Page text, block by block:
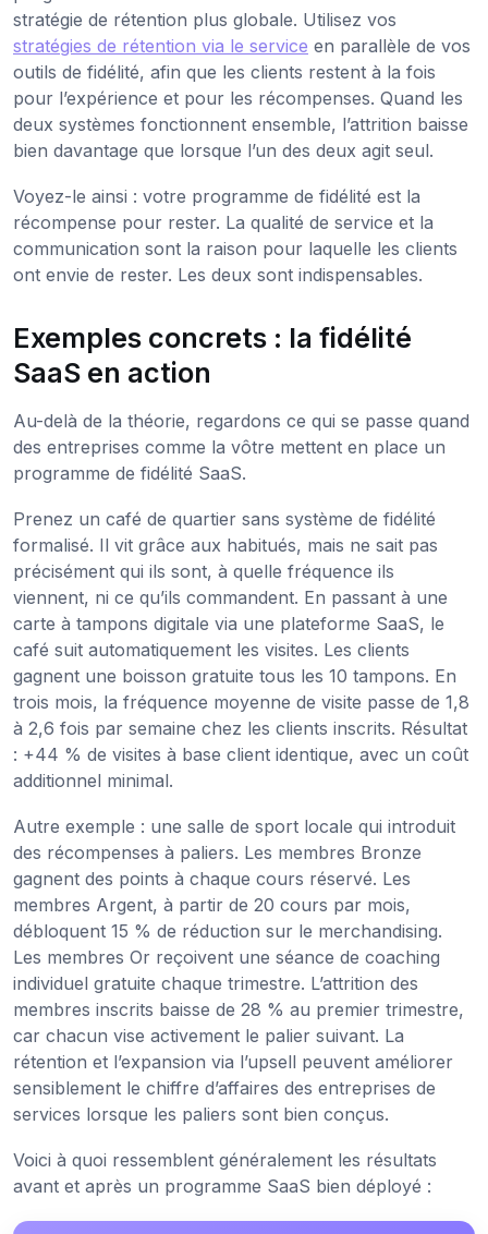
stratégie de rétention plus globale. Utilisez vos
stratégies de rétention via le service en parallèle de vos
outils de fidélité, afin que les clients restent à la fois
pour l’expérience et pour les récompenses. Quand les
deux systèmes fonctionnent ensemble, l’attrition baisse
bien davantage que lorsque l’un des deux agit seul.
Voyez-le ainsi : votre programme de fidélité est la
récompense pour rester. La qualité de service et la
communication sont la raison pour laquelle les clients
ont envie de rester. Les deux sont indispensables.
Exemples concrets : la fidélité
SaaS en action
Au-delà de la théorie, regardons ce qui se passe quand
des entreprises comme la vôtre mettent en place un
programme de fidélité SaaS.
Prenez un café de quartier sans système de fidélité
formalisé. Il vit grâce aux habitués, mais ne sait pas
précisément qui ils sont, à quelle fréquence ils
viennent, ni ce qu’ils commandent. En passant à une
carte à tampons digitale via une plateforme SaaS, le
café suit automatiquement les visites. Les clients
gagnent une boisson gratuite tous les 10 tampons. En
trois mois, la fréquence moyenne de visite passe de 1,8
à 2,6 fois par semaine chez les clients inscrits. Résultat
: +44 % de visites à base client identique, avec un coût
additionnel minimal.
Autre exemple : une salle de sport locale qui introduit
des récompenses à paliers. Les membres Bronze
gagnent des points à chaque cours réservé. Les
membres Argent, à partir de 20 cours par mois,
débloquent 15 % de réduction sur le merchandising.
Les membres Or reçoivent une séance de coaching
individuel gratuite chaque trimestre. L’attrition des
membres inscrits baisse de 28 % au premier trimestre,
car chacun vise activement le palier suivant. La
rétention et l’expansion via l’upsell peuvent améliorer
sensiblement le chiffre d’affaires des entreprises de
services lorsque les paliers sont bien conçus.
Voici à quoi ressemblent généralement les résultats
avant et après un programme SaaS bien déployé :